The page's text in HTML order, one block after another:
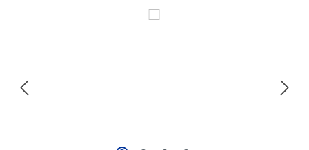
Bildergalerie überspringen